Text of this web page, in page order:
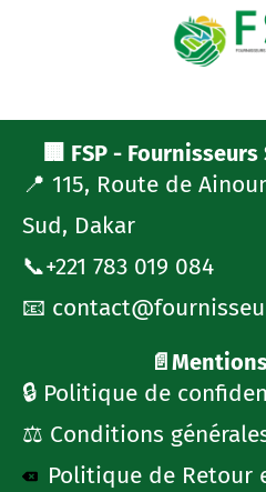
🏢 FSP -
📍 115, Route de
Sud, Dakar
📞+221 783 019 084
📧
🔒 Politique de
⚖️ Conditions
Politique de Retour